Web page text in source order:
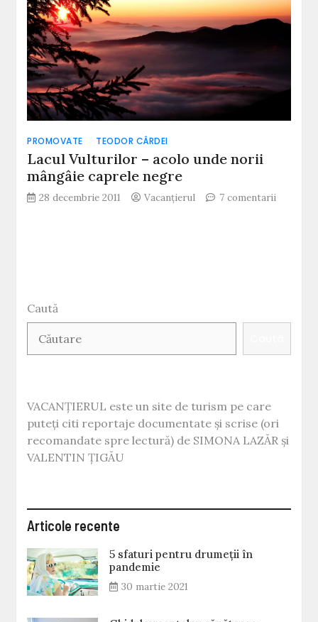
PROMOVATE TEODOR CÂRDEI
Lacul Vulturilor – acolo unde norii
mângâie caprele negre
28 decembrie 2011 Vacanțierul 7 comentarii
negre
Caută
VACANȚIERUL este un site de turism pe care
puteți citi reportaje documentate și scrise (ori
recomandate spre lectură) de SIMONA LAZĂR și
VALENTIN ȚIGĂU
Articole recente
5 sfaturi pentru drumeții în
pandemie
30 martie 2021